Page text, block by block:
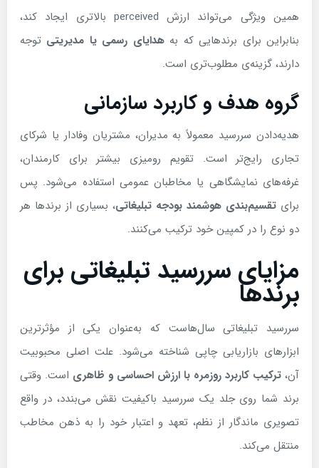
همین ویژگی می‌تواند ارزش perceived بالاتری ایجاد کند،
بنابراین برای برندهایی که بههدایای رسمی یا مدیریتی توجه
دارند، گزینه‌ی مطلوب‌تری است.
گروه هدف و کاربرد سازمانی
هدیه‌دادن سررسید معمولاً به مدیران، مشتریان وفادار یا شرکای
تجاری رایج‌تر است. تقویم رومیزی بیشتر برای کارمندان،
غرفه‌های نمایشگاهی یا مخاطبان عمومی استفاده می‌شود. پس
برای تقسیم‌بندی هوشمند بودجه تبلیغاتی، بسیاری از برندها هر
دو نوع را در کمپین خود ترکیب می‌کنند.
مزایای سررسید تبلیغاتی برای
برندها
سررسید تبلیغاتی سال‌هاست که به‌عنوان یکی از مؤثرترین
ابزارهای بازاریابی چاپی شناخته می‌شود. علت اصلی محبوبیت
آن، ترکیب کاربرد روزمره با ارزش احساسی و ظاهری است. وقتی
برند شما روی جلد یک سررسید باکیفیت نقش می‌بندد، در واقع
تصویری ماندگار از نظم، تعهد و اعتبار خود را به ذهن مخاطب
منتقل می‌کند.